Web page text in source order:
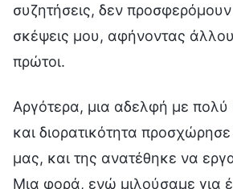
συζητήσεις, δεν
σκέψεις μου, αφήνοντας
πρώτοι.
Αργότερα, μια αδελφή με πολύ
και διορατικότητα
μας, και της ανατέθηκε να
Μια φορά, ενώ μιλούσαμε για